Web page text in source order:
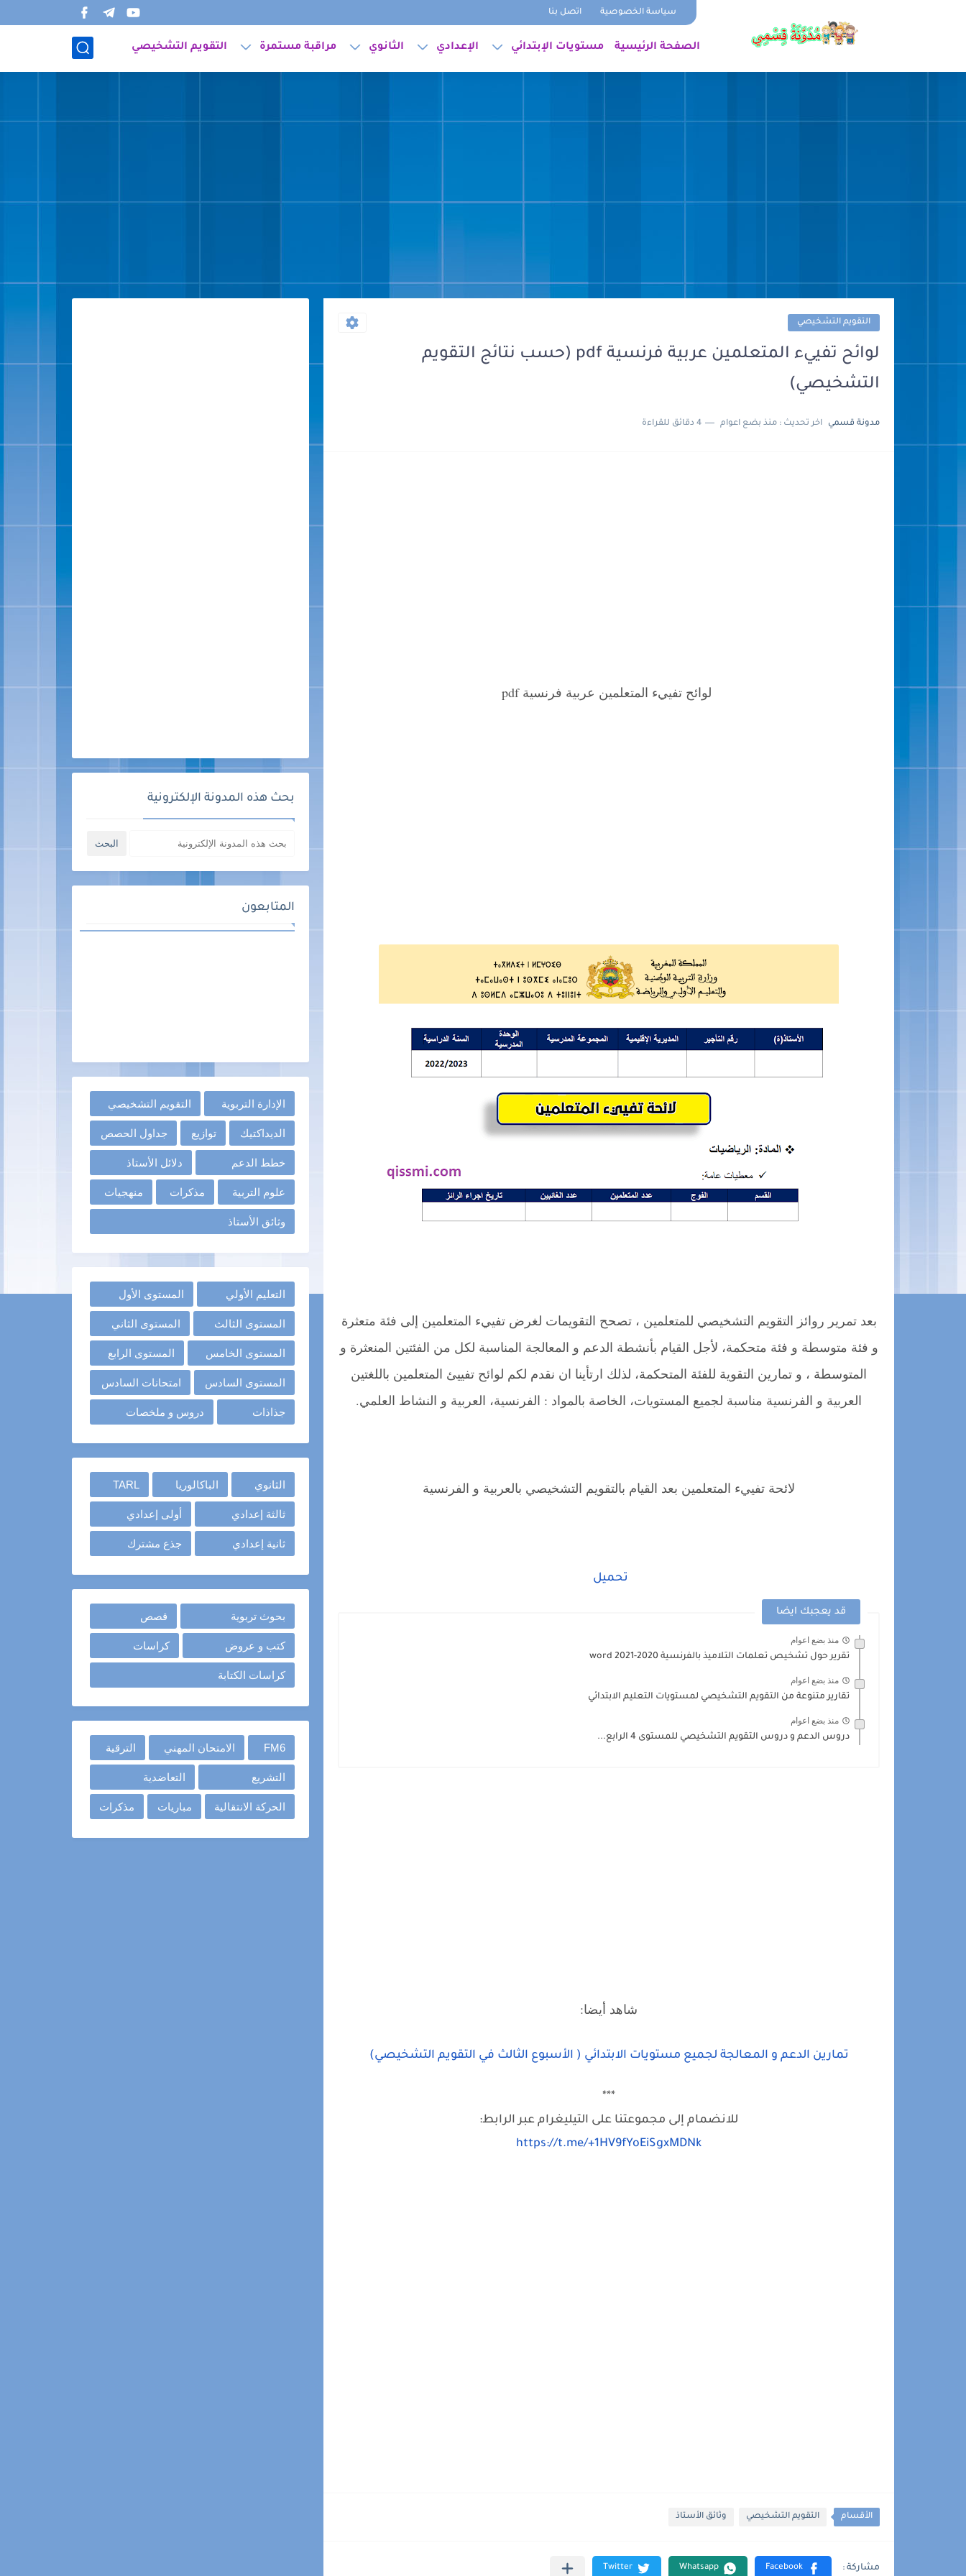
سياسة الخصوصية اتصل بنا
الصفحة الرئيسية مستويات الإبتدائي الإعدادي الثانوي مراقبة مستمرة التقويم التشخيصي
التقويم التشخيصي
لوائح تفييء المتعلمين عربية فرنسية pdf (حسب نتائج التقويم
التشخيصي)
مدونة قسمي اخر تحديث : منذ بضع اعوام 4 دقائق للقراءة
لوائح تفييء المتعلمين عربية فرنسية pdf
بعد تمرير روائز التقويم التشخيصي للمتعلمين ، تصحح التقويمات لغرض تفييء المتعلمين إلى فئة متعثرة
و فئة متوسطة و فئة متحكمة، لأجل القيام بأنشطة الدعم و المعالجة المناسبة لكل من الفئتين المنعثرة و
المتوسطة ، و تمارين التقوية للفئة المتحكمة، لذلك ارتأينا ان نقدم لكم لوائح تفييئ المتعلمين باللغتين
العربية و الفرنسية مناسبة لجميع المستويات، الخاصة بالمواد : الفرنسية، العربية و النشاط العلمي.
لائحة تفييء المتعلمين بعد القيام بالتقويم التشخيصي بالعربية و الفرنسية
تحميل
قد يعجبك ايضا
منذ بضع اعوام
تقرير حول تشخيص تعلمات التلاميذ بالفرنسية 2020-2021 word
منذ بضع اعوام
تقارير متنوعة من التقويم التشخيصي لمستويات التعليم الابتدائي
منذ بضع اعوام
دروس الدعم و دروس التقويم التشخيصي للمستوى 4 الرابع...
شاهد أيضا:
تمارين الدعم و المعالجة لجميع مستويات الابتدائي ( الأسبوع الثالث في التقويم التشخيصي)
***
للانضمام إلى مجموعتنا على التيليغرام عبر الرابط:
https://t.me/+1HV9fYoEiSgxMDNk
الأقسام التقويم التشخيصي وثائق الأستاذ
بحث هذه المدونة الإلكترونية
المتابعون
الإدارة التربوية التقويم التشخيصي
الديداكتيك توازيع جداول الحصص
خطط الدعم دلائل الأستاذ
علوم التربية مذكرات منهجيات
وثائق الأستاذ
التعليم الأولي المستوى الأول
المستوى الثالث المستوى الثاني
المستوى الخامس المستوى الرابع
المستوى السادس امتحانات السادس
جذاذات دروس و ملخصات
الثانوي الباكالوريا TARL
ثالثة إعدادي أولى إعدادي
ثانية إعدادي جذع مشترك
بحوث تربوية قصص
كتب و عروض كراسات
كراسات الكتابة
FM6 الامتحان المهني الترقية
التشريع التعاضدية
الحركة الانتقالية مباريات مذكرات